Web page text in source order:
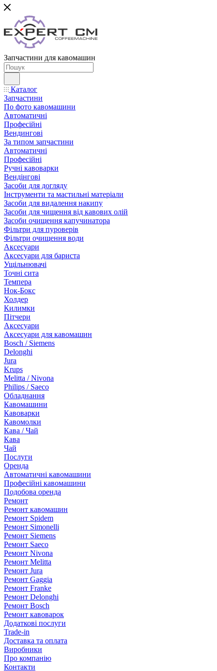
Запчастини для кавомашин
Каталог
Запчастини
По фото кавомашини
Автоматичні
Професійні
Вендингові
За типом запчастини
Автоматичні
Професійні
Ручні кавоварки
Вендінгові
Засоби для догляду
Інструменти та мастильні матеріали
Засоби для видалення накипу
Засоби для чищення від кавових олій
Засоби очищення капучинатора
Фільтри для пуроверів
Фільтри очищення води
Аксесуари
Аксесуари для бариста
Ущільнювачі
Точні сита
Темпера
Нок-Бокс
Холдер
Килимки
Пітчери
Аксесуари
Аксесуари для кавомашин
Bosch / Siemens
Delonghi
Jura
Krups
Melitta / Nivona
Philips / Saeco
Обладнання
Кавомашини
Кавоварки
Кавомолки
Кава / Чай
Кава
Чай
Послуги
Оренда
Автоматичні кавомашини
Професійні кавомашини
Подобова оренда
Ремонт
Ремонт кавомашин
Ремонт Spidem
Ремонт Simonelli
Ремонт Siemens
Ремонт Saeco
Ремонт Nivona
Ремонт Melitta
Ремонт Jura
Ремонт Gaggia
Ремонт Franke
Ремонт Delonghi
Ремонт Bosch
Ремонт кавоварок
Додаткові послуги
Trade-in
Доставка та оплата
Виробники
Про компанію
Контакти